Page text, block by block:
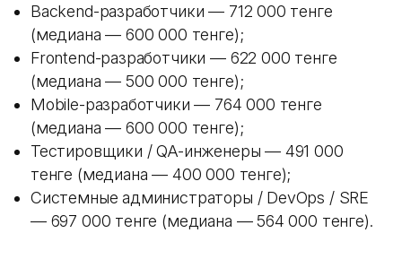
Backend-разработчики — 712 000 тенге
(медиана — 600 000 тенге);
Frontend-разработчики — 622 000 тенге
(медиана — 500 000 тенге);
Mobile-разработчики — 764 000 тенге
(медиана — 600 000 тенге);
Тестировщики / QA-инженеры — 491 000
тенге (медиана — 400 000 тенге);
Системные администраторы / DevOps / SRE
— 697 000 тенге (медиана — 564 000 тенге).